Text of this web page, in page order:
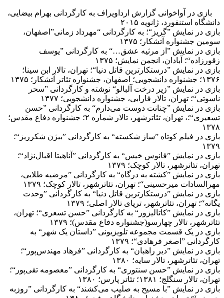
بازی در آواخوانی گزارش ارداویراف به کارگردانی بهرام بیضایی،
دانشگاه استنفورد، ژانویه ۲۰۱۵
بازی در نمایش ”گریز“؛ به کارگردانی “مهرداد زمانی”اصفهان،
سومین جشنواره آتشکار؛ ۱۳۷۵
بازی در نمایش ”از مرثیه عشق…“ به کارگردانی ”یوسف
زقورزاده“؛ آبادان، انجمن نمایش؛ ۱۳۷۵
بازی در نمایش ”درستکارترین قاتل دنیا“؛ تهران، تالار ابن سینا؛
۱۳۷۶؛ جشنواره دانشجویی؛ اصفهان، جشنواره تئاتر آتشکار؛ ۱۳۷۵
بازی در نمایش ”زیر درخت آلبالو“ نوشته و کارگردانی ”سحر
ناسوتی“؛ تهران، تالار فارابی، جشنواره دانشجویی؛ ۱۳۷۷
بازی در نمایش ”چنانت دوست می‌دارم“ به کارگردانی ”حسن
تسعیری“؛، تهران، تئاترشهر، تالار شماره ۲؛ جشنواره دفاع مقدس؛
۱۳۷۸
بازی در فیلم کوتاه ”ساز شکسته“ به کارگردانی ”بیژن شکرریز“؛
۱۳۷۹
بازی در نمایش ”فانوس خیس“ به کارگردانی ”آناهیتا اقبال‌نژاد“؛
تهران، تئاترشهر، تالار کوچک؛ ۱۳۷۹
بازی در نمایش ”کشته به درگاه“ به کارگردانی ”مرضیه طلایی،
مهرالسادات میرحسینی“؛ تهران، تئاترشهر، تالار کوچک؛ ۱۳۷۹
بازی در نمایش ”درستکارترین قاتل دنیا“ به کارگردانی ”وحدت
یگانه“؛ تهران، تئاترشهر، تریای تالار اصلی؛ ۱۳۷۹
بازی در نمایش ”کاتالیزور“ به کارگردانی ”حسن تسعری“؛ تهران،
تئاترشهر، تالار چهارسو(جشنواره دفاع مقدس)؛ ۱۳۷۹
بازی در یک قسمت مجموعه تلویزیونی ”داستان یک شهر“ به
کارگردانی ”اصغر فرهادی“؛ ۱۳۷۹
بازی در نمایش ”دیر راهبان“ به کارگردانی ”فرهاد مهندس‌پور“؛
تهران، تئاترشهر، تالار سایه؛ ۱۳۸۰
بازی در نمایش ”حسن سنتوری“ به کارگردانی ”معصومه تقی‌پور“؛
تهران، تالار سنگلج؛ ۱۳۸۱؛ تئاتر پارس؛ ۱۳۸۰
بازی در نمایش ”با مسیح به صلیب می‌کشند“ به کارگردانی ”روزبه